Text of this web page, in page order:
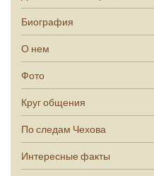
Биография
О нем
Фото
Круг общения
По следам Чехова
Интересные факты